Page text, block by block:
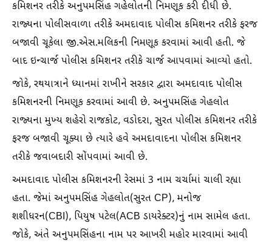
કમિશનર તરીકે અનુપમસિંહ ગહેલોતની નિમણૂક કરી દીધી છે.
રાજ્યના પોલીસવાળા તરીકે અમદાવાદ પોલીસ કમિશનર તરીકે ફરજ
બજાવી ચૂકેલા જી.એસ.મલિકની નિમણૂક કરવામાં આવી હતી. જે
બાદ ઇન્ચાર્જ પોલીસ કમિશનર તરીકે ચાર્જ આપવામાં આવ્યો હતો.
જોકે, રથયાત્રાને ધ્યાનમાં રાખીને સરકાર દ્વારા અમદાવાદ પોલીસ
કમિશનરની નિમણૂક કરવામાં આવી છે. અનુપમસિંહ ગેહલોત
રાજ્યના મુખ્ય શહેરો રાજકોટ, વડોદરા, સુરત પોલીસ કમિશનર તરીકે
ફરજ બજાવી ચૂક્યા છે ત્યારે હવે અમદાવાદના પોલીસ કમિશનર
તરીકે જવાબદારી સોંપવામાં આવી છે.
અમદાવાદ પોલીસ કમિશનરની રેસમાં 3 નામ ચર્ચામાં ચાલી રહ્યા
હતા. જેમાં અનુપમસિંહ ગેહલોત(સુરત CP), મનોજ
શશીધરન(CBI), પિયુષ પટેલ(ACB ડાયરેક્ટર)નું નામ સામેલ હતા.
જોકે, અંતે અનુપમસિંહના નામ પર આખરી મહોર મારવામાં આવી